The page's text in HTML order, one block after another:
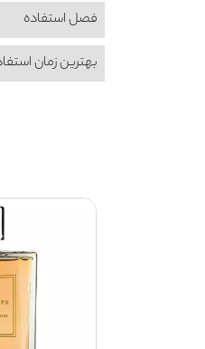
فصل استفاده
بهترین زمان